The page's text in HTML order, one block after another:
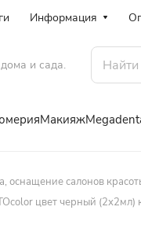
Информация
и сада.
Макияж
оснащение салонов
цвет черный